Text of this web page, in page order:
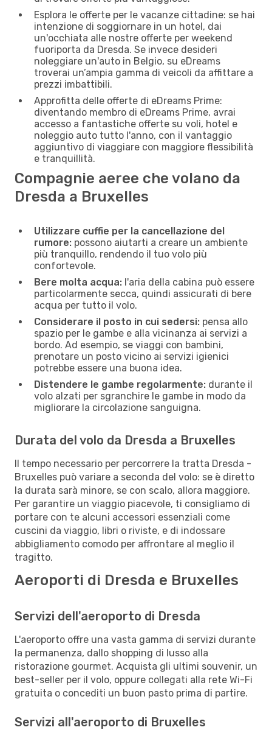
Esplora le offerte per le vacanze cittadine: se hai
intenzione di soggiornare in un hotel, dai
un'occhiata alle nostre offerte per weekend
fuoriporta da Dresda. Se invece desideri
noleggiare un'auto in Belgio, su eDreams
troverai un’ampia gamma di veicoli da affittare a
prezzi imbattibili.
Approfitta delle offerte di eDreams Prime:
diventando membro di eDreams Prime, avrai
accesso a fantastiche offerte su voli, hotel e
noleggio auto tutto l'anno, con il vantaggio
aggiuntivo di viaggiare con maggiore flessibilità
e tranquillità.
Compagnie aeree che volano da
Dresda a Bruxelles
Utilizzare cuffie per la cancellazione del
rumore: possono aiutarti a creare un ambiente
più tranquillo, rendendo il tuo volo più
confortevole.
Bere molta acqua: l'aria della cabina può essere
particolarmente secca, quindi assicurati di bere
acqua per tutto il volo.
Considerare il posto in cui sedersi: pensa allo
spazio per le gambe e alla vicinanza ai servizi a
bordo. Ad esempio, se viaggi con bambini,
prenotare un posto vicino ai servizi igienici
potrebbe essere una buona idea.
Distendere le gambe regolarmente: durante il
volo alzati per sgranchire le gambe in modo da
migliorare la circolazione sanguigna.
Durata del volo da Dresda a Bruxelles
Il tempo necessario per percorrere la tratta Dresda -
Bruxelles può variare a seconda del volo: se è diretto
la durata sarà minore, se con scalo, allora maggiore.
Per garantire un viaggio piacevole, ti consigliamo di
portare con te alcuni accessori essenziali come
cuscini da viaggio, libri o riviste, e di indossare
abbigliamento comodo per affrontare al meglio il
tragitto.
Aeroporti di Dresda e Bruxelles
Servizi dell'aeroporto di Dresda
L'aeroporto offre una vasta gamma di servizi durante
la permanenza, dallo shopping di lusso alla
ristorazione gourmet. Acquista gli ultimi souvenir, un
best-seller per il volo, oppure collegati alla rete Wi-Fi
gratuita o concediti un buon pasto prima di partire.
Servizi all'aeroporto di Bruxelles